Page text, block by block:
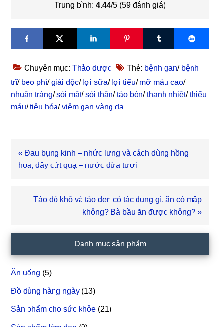
Trung bình: 4.44/5 (59 đánh giá)
Chuyên mục:Thảo dược Thẻ: bệnh gan/ bệnh
trĩ/ béo phì/giải độc/ lợi sữa/ lợi tiểu/ mỡ máu cao/
nhuận tràng/sỏi mật/sỏi thận/táo bón/thanh nhiệt/thiếu
máu/tiêu hóa/viêm gan vàng da
Bài
viết
« Đau bụng kinh – nhức lưng và cách dùng hồng
hoa, dây cứt quạ – nước dừa tươi
Bài
Táo đỏ khô và táo đen có tác dụng gì, ăn có mập
không? Bà bầu ăn được không? »
chính
Danh mục sản phẩm
Ăn uống (5)
Đồ dùng hàng ngày (13)
Sản phẩm cho sức khỏe (21)